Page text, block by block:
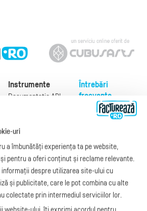
Instrumente
Documentație API
e-Factura B2C
API e-Factura
e-Transport
Integrare Stripe
Integrare
SmartFintech
Integrare PrestaShop
Întrebări
frecvente
Despre noi
uri
a îmbunătăți experiența ta pe website,
pentru a oferi conținut și reclame relevante.
informații despre utilizarea site-ului cu
și publicitate, care le pot combina cu alte
colectate prin intermediul serviciilor lor.
website-ului, îți exprimi acordul pentru